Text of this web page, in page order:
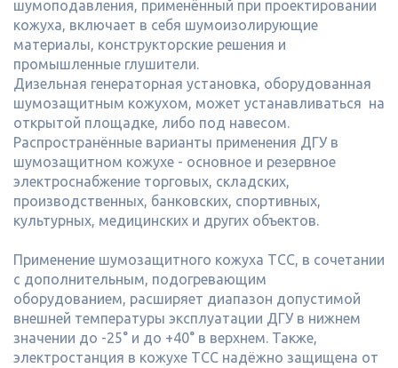
шумоподавления, применённый при проектировании
кожуха, включает в себя шумоизолирующие
материалы, конструкторские решения и
промышленные глушители.
Дизельная генераторная установка, оборудованная
шумозащитным кожухом, может устанавливаться на
открытой площадке, либо под навесом.
Распространённые варианты применения ДГУ в
шумозащитном кожухе - основное и резервное
электроснабжение торговых, складских,
производственных, банковских, спортивных,
культурных, медицинских и других объектов.
Применение шумозащитного кожуха ТСС, в сочетании
с дополнительным, подогревающим
оборудованием, расширяет диапазон допустимой
внешней температуры эксплуатации ДГУ в нижнем
значении до -25° и до +40° в верхнем. Также,
электростанция в кожухе ТСС надёжно защищена от